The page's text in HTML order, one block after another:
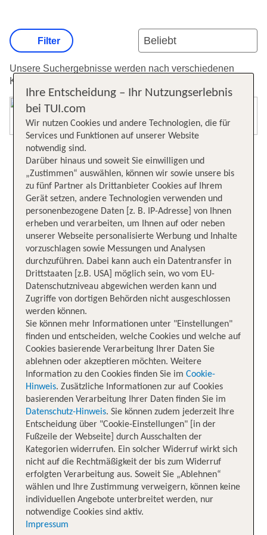
Unsere Suchergebnisse werden nach verschiedenen
Kriterien sortiert.
Filter
Ihre Entscheidung – Ihr Nutzungserlebnis
bei TUI.com
Wir nutzen Cookies und andere Technologien, die für
Services und Funktionen auf unserer Website
notwendig sind.
Darüber hinaus und soweit Sie einwilligen und
„Zustimmen“ auswählen, können wir sowie unsere bis
zu fünf Partner als Drittanbieter Cookies auf Ihrem
Gerät setzen, andere Technologien verwenden und
personenbezogene Daten [z. B. IP-Adresse] von Ihnen
erheben und verarbeiten, um Ihnen auf oder neben
unserer Webseite personalisierte Werbung und Inhalte
vorzuschlagen sowie Messungen und Analysen
durchzuführen. Dabei kann auch ein Datentransfer in
Drittstaaten [z.B. USA] möglich sein, wo vom EU-
Datenschutzniveau abgewichen werden kann und
Zugriffe von dortigen Behörden nicht ausgeschlossen
werden können.
Sie können mehr Informationen unter "Einstellungen"
finden und entscheiden, welche Cookies und welche auf
Cookies basierende Verarbeitung Ihrer Daten Sie
ablehnen oder akzeptieren möchten. Weitere
Information zu den Cookies finden Sie im Cookie-
Hinweis. Zusätzliche Informationen zur auf Cookies
basierenden Verarbeitung Ihrer Daten finden Sie im
Datenschutz-Hinweis. Sie können zudem jederzeit Ihre
Entscheidung über "Cookie-Einstellungen" [in der
Fußzeile der Webseite] durch Ausschalten der
Kategorien widerrufen. Ein solcher Widerruf wirkt sich
nicht auf die Rechtmäßigkeit der bis zum Widerruf
erfolgten Verarbeitung aus. Soweit Sie „Ablehnen“
wählen und Ihre Zustimmung verweigern, können keine
individuellen Angebote unterbreitet werden, nur
notwendige Cookies sind aktiv.
Impressum